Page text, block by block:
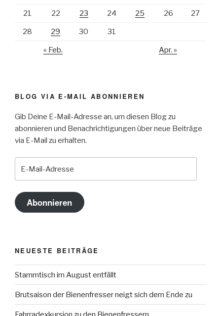
21 22 23 24 25 26 27
28 29 30 31
« Feb. Apr. »
BLOG VIA E-MAIL ABONNIEREN
Gib Deine E-Mail-Adresse an, um diesen Blog zu
abonnieren und Benachrichtigungen über neue Beiträge
via E-Mail zu erhalten.
Mail-
Abonnieren
NEUESTE BEITRÄGE
Stammtisch im August entfällt
Brutsaison der Bienenfresser neigt sich dem Ende zu